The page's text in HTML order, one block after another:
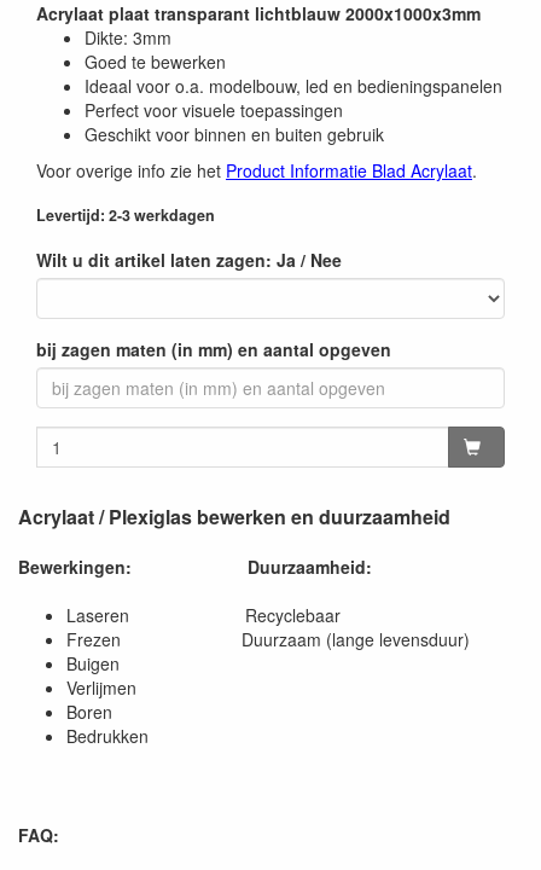
Acrylaat plaat transparant lichtblauw 2000x1000x3mm
Dikte: 3mm
Goed te bewerken
Ideaal voor o.a. modelbouw, led en bedieningspanelen
Perfect voor visuele toepassingen
Geschikt voor binnen en buiten gebruik
Voor overige info zie het Product Informatie Blad Acrylaat.
Levertijd: 2-3 werkdagen
Wilt u dit artikel laten zagen: Ja / Nee
bij zagen maten (in mm) en aantal opgeven
Acrylaat / Plexiglas bewerken en duurzaamheid
Bewerkingen:
Duurzaamheid:
Laseren Recyclebaar
Frezen Duurzaam (lange levensduur)
Buigen
Verlijmen
Boren
Bedrukken
FAQ: